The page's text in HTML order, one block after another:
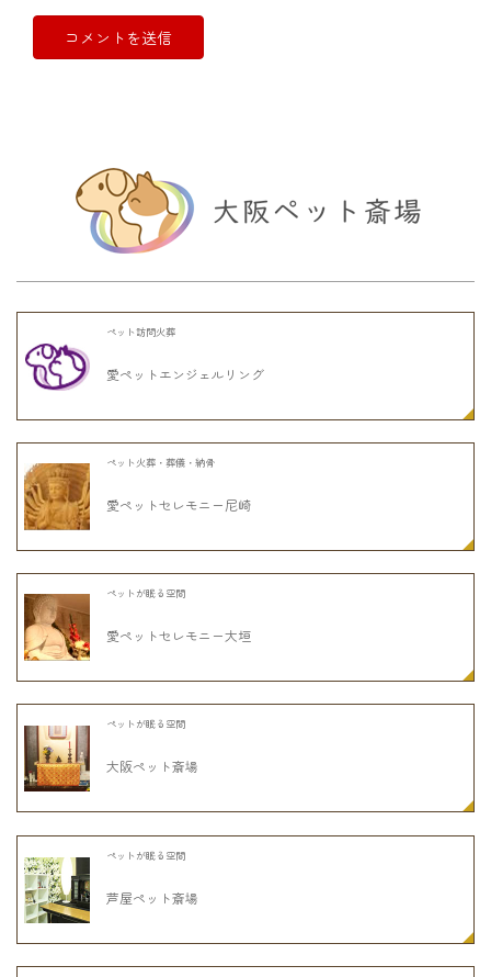
ペット訪問火葬
愛ペットエンジェルリング
ペット火葬・葬儀・納骨
愛ペットセレモニー尼崎
ペットが眠る空間
愛ペットセレモニー大垣
ペットが眠る空間
大阪ペット斎場
ペットが眠る空間
芦屋ペット斎場